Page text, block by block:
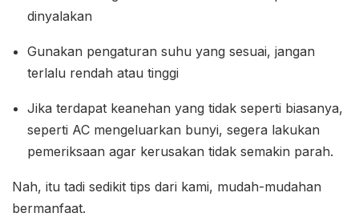
dinyalakan
Gunakan pengaturan suhu yang sesuai, jangan
terlalu rendah atau tinggi
Jika terdapat keanehan yang tidak seperti biasanya,
seperti AC mengeluarkan bunyi, segera lakukan
pemeriksaan agar kerusakan tidak semakin parah.
Nah, itu tadi sedikit tips dari kami, mudah-mudahan
bermanfaat.